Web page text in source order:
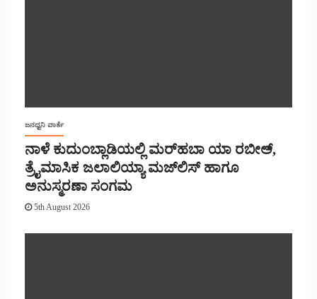
ಜನಧ್ವನಿ ವಾರ್ತೆ
ನಾಳೆ ಕುದುಂಬ್ಲಾಡಿಯಲ್ಲಿ ಮರ್‌‌ಹಬಾ ಯಾ ರಬೀಅ್,
ತ್ರೈಮಾಸಿಕ ಜಲಾಲಿಯ್ಯಾ ಮಜ್‌‌ಲಿಸ್‌‌ ಹಾಗೂ
ಅನುಸ್ಮರಣಾ ಸಂಗಮ
5th August 2026